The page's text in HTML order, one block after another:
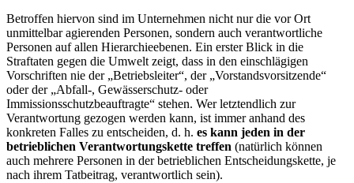
Betroffen hiervon sind im Unternehmen nicht nur die vor Ort
unmittelbar agierenden Personen, sondern auch verantwortliche
Personen auf allen Hierarchieebenen. Ein erster Blick in die
Straftaten gegen die Umwelt zeigt, dass in den einschlägigen
Vorschriften nie der „Betriebsleiter“, der „Vorstandsvorsitzende“
oder der „Abfall-, Gewässerschutz- oder
Immissionsschutzbeauftragte“ stehen. Wer letztendlich zur
Verantwortung gezogen werden kann, ist immer anhand des
konkreten Falles zu entscheiden, d. h. es kann jeden in der
betrieblichen Verantwortungskette treffen (natürlich können
auch mehrere Personen in der betrieblichen Entscheidungskette, je
nach ihrem Tatbeitrag, verantwortlich sein).